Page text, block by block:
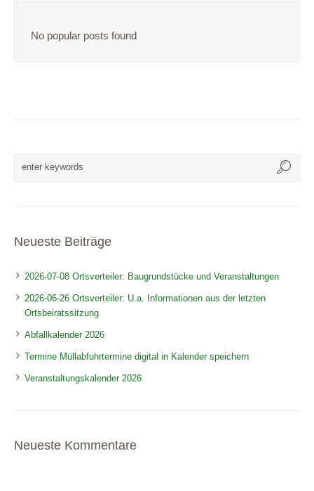
No popular posts found
Neueste Beiträge
2026-07-08 Ortsverteiler: Baugrundstücke und Veranstaltungen
2026-06-26 Ortsverteiler: U.a. Informationen aus der letzten
Ortsbeiratssitzung
Abfallkalender 2026
Termine Müllabfuhrtermine digital in Kalender speichern
Veranstaltungskalender 2026
Neueste Kommentare